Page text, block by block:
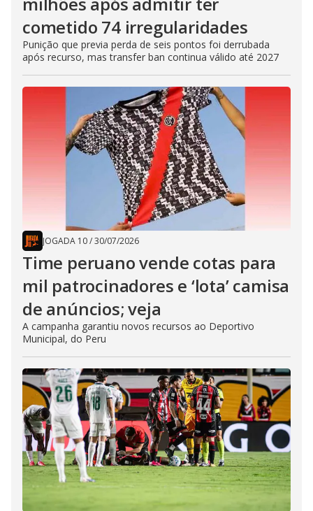
cometido 74 irregularidades
Punição que previa perda de seis pontos foi derrubada
após recurso, mas transfer ban continua válido até 2027
JOGADA 10/30/07/2026
Time peruano vende cotas para
mil patrocinadores e ‘lota’ camisa
de anúncios; veja
A campanha garantiu novos recursos ao Deportivo
Municipal, do Peru